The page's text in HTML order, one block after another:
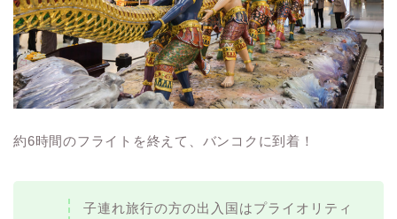
約6時間のフライトを終えて、バンコクに到着！
子連れ旅行の方の出入国はプライオリティ